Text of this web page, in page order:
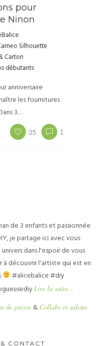
pour
Ninon
Silhouette,
Carton,
débutants
anniversaire
les fournitures
3…
35 1
de 3 enfants et passionnée
je partage ici avec vous
dans l'espoir de vous
à découvrir l'artiste qui est en
#alicebalice #diy
Lire la suite...
de presse & Collabs et salons
CONTACT